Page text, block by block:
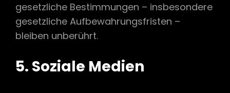
gesetzliche Bestimmungen – insbesondere
gesetzliche Aufbewahrungsfristen –
bleiben unberührt.
5. Soziale Medien